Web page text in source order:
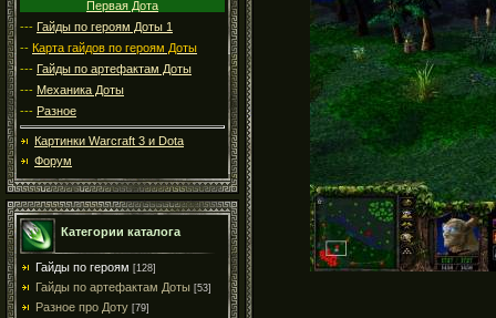
Первая Дота
--- Гайды по героям Доты 1
-- Карта гайдов по героям Доты
--- Гайды по артефактам Доты
--- Механика Доты
--- Разное
Картинки Warcraft 3 и Dota
Форум
Категории каталога
Гайды по героям [128]
Гайды по артефактам Доты [53]
Разное про Доту [79]